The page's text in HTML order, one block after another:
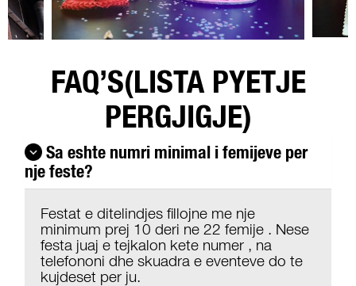
FAQ’S(LISTA PYETJE
PERGJIGJE)
Sa eshte numri minimal i femijeve per
nje feste?
Festat e ditelindjes fillojne me nje
minimum prej 10 deri ne 22 femije . Nese
festa juaj e tejkalon kete numer , na
telefononi dhe skuadra e eventeve do te
kujdeset per ju.